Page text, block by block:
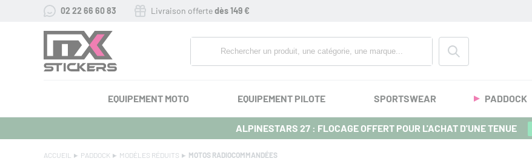
02 22 66 60 83 Livraison offertedès 149 €
EQUIPEMENT MOTO EQUIPEMENT PILOTE SPORTSWEAR PADDOCK
ALPINESTARS 27 : FLOCAGE OFFERT POUR L'ACHAT D'UNE TENUE
ACCUEIL PADDOCK MODÈLES RÉDUITS MOTOS RADIOCOMMANDÉES